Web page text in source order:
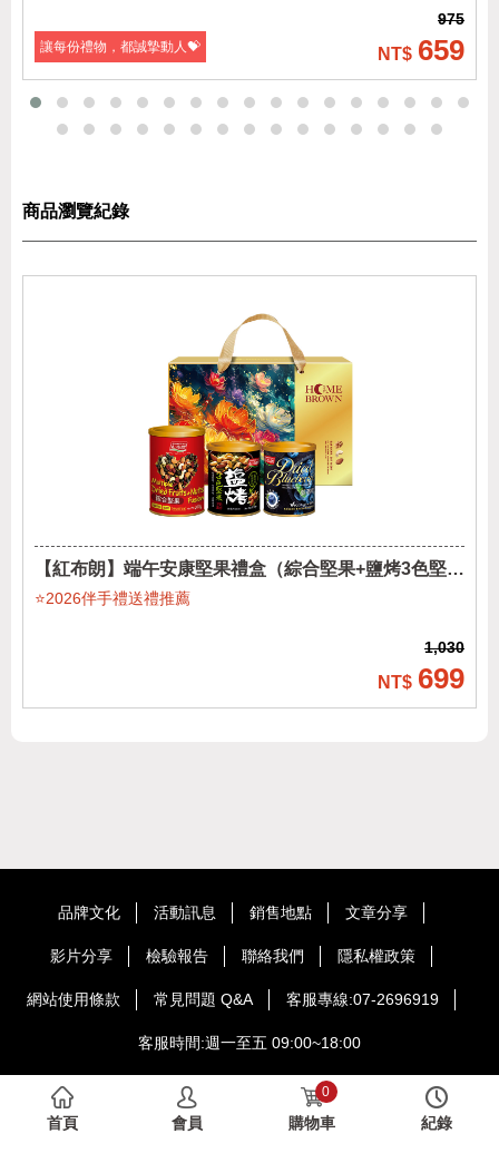
讓每份禮物，都誠摯動人💝
975
659
商品瀏覽紀錄
【紅布朗】端午安康堅果禮盒（綜合堅果+鹽烤3色堅果
+藍莓乾)
⭐2026伴手禮送禮推薦
1,030
699
品牌文化 活動訊息 銷售地點 文章分享
影片分享 檢驗報告 聯絡我們 隱私權政策
網站使用條款 常見問題 Q&A 客服專線:07-2696919
客服時間:週一至五 09:00~18:00
Copyright © HOME BROWN International Co.,Ltd. Taiwan All Rights
首頁
會員 購物車
0
紀錄